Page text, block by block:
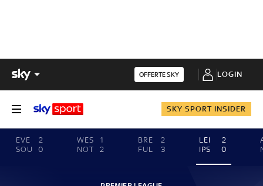
OFFERTE SKY LOGIN
SKY SPORT INSIDER
EVE
2
SOU
0
WES
1
NOT
2
BRE
2
FUL
3
LEI
2
IPS
0